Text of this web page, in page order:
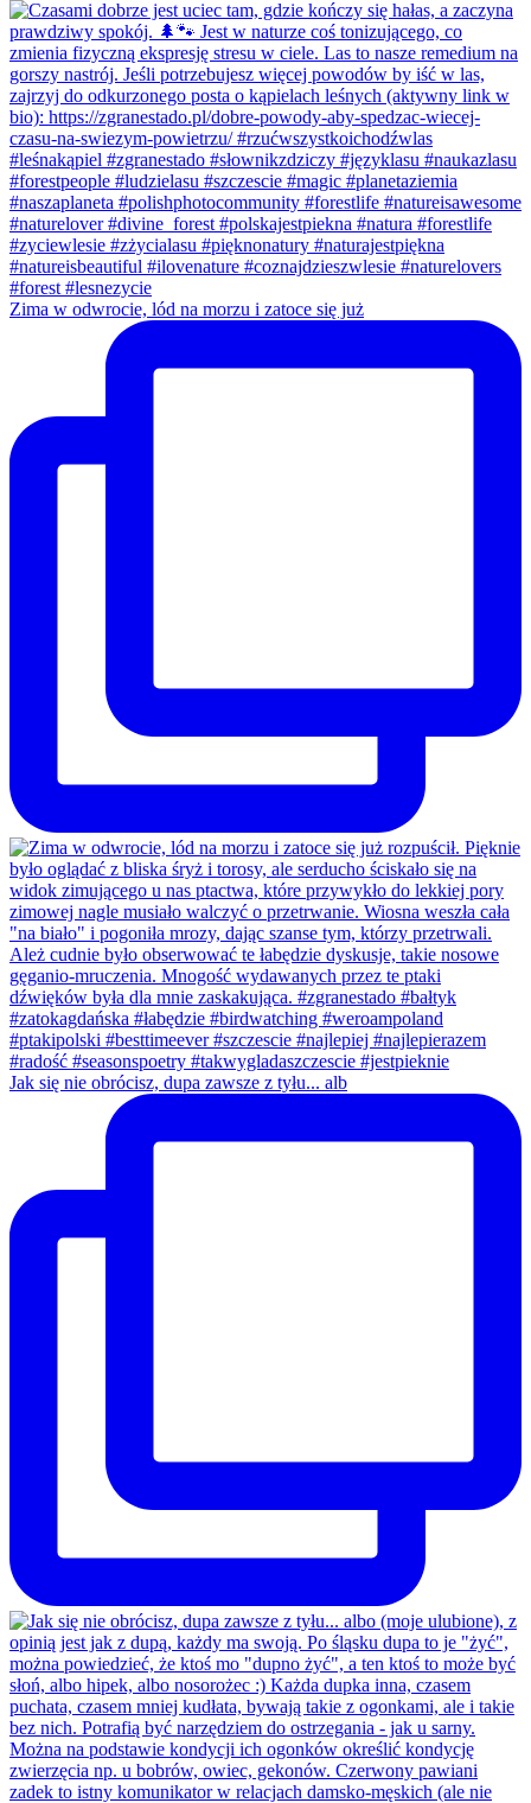
Zima w odwrocie, lód na morzu i zatoce się już
Jak się nie obrócisz, dupa zawsze z tyłu... alb